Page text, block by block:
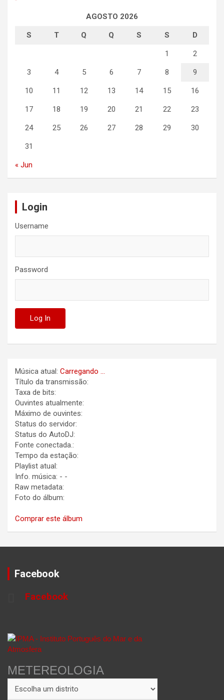
AGOSTO 2026
S T Q Q S S D
1 2
3 4 5 6 7 8 9
10 11 12 13 14 15 16
17 18 19 20 21 22 23
24 25 26 27 28 29 30
31
« Jun
Login
Username
Password
Música atual: Carregando ...
Título da transmissão:
Taxa de bits:
Ouvintes atualmente:
Máximo de ouvintes:
Status do servidor:
Status do AutoDJ:
Fonte conectada.:
Tempo da estação:
Playlist atual:
Info. música: - -
Raw metadata:
Foto do álbum:
Comprar este álbum
Facebook
Facebook
METEREOLOGIA